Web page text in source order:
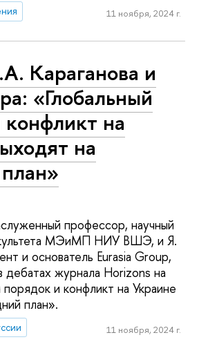
11 ноября, 2024 г.
Караганова и
«Глобальный
на
на
профессор, научный
МЭиМП НИУ ВШЭ, и Я.
и основатель Eurasia Group,
дебатах журнала Horizons на
и конфликт на Украине
план».
11 ноября, 2024 г.